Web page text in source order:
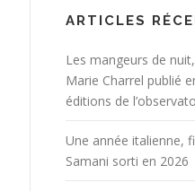
ARTICLES
Les mangeurs de
Marie Charrel publié
éditions de
Une année italienne,
Samani sorti en 2026